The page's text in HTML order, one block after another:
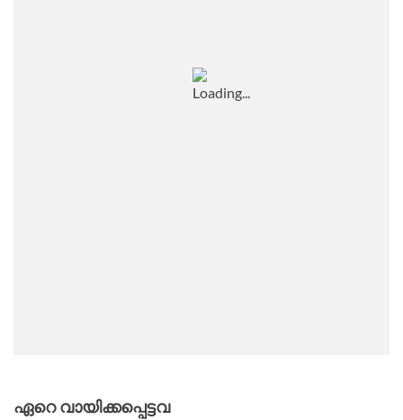
ഏറെ വായിക്കപ്പെട്ടവ